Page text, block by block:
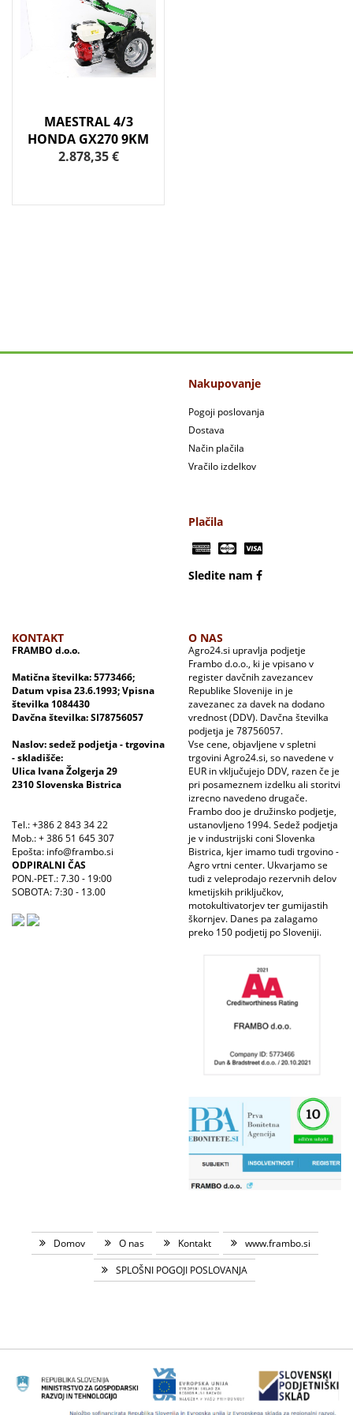
MAESTRAL 4/3
HONDA GX270 9KM
2.878,35 €
Nakupovanje
Pogoji poslovanja
Dostava
Način plačila
Vračilo izdelkov
Plačila
Sledite nam
KONTAKT
FRAMBO d.o.o.
Matična številka: 5773466;
Datum vpisa 23.6.1993; Vpisna
številka 1084430
Davčna številka: SI78756057
Naslov: sedež podjetja - trgovina
- skladišče:
Ulica Ivana Žolgerja 29
2310 Slovenska Bistrica
Tel.: +386 2 843 34 22
Mob.: + 386 51 645 307
Epošta: info@frambo.si
ODPIRALNI ČAS
PON.-PET.: 7.30 - 19:00
SOBOTA: 7:30 - 13.00
O NAS
Agro24.si upravlja podjetje
Frambo d.o.o., ki je vpisano v
register davčnih zavezancev
Republike Slovenije in je
zavezanec za davek na dodano
vrednost (DDV). Davčna številka
podjetja je 78756057.
Vse cene, objavljene v spletni
trgovini Agro24.si, so navedene v
EUR in vključujejo DDV, razen če je
pri posameznem izdelku ali storitvi
izrecno navedeno drugače.
Frambo doo je družinsko podjetje,
ustanovljeno 1994. Sedež podjetja
je v industrijski coni Slovenka
Bistrica, kjer imamo tudi trgovino -
Agro vrtni center. Ukvarjamo se
tudi z veleprodajo rezervnih delov
kmetijskih priključkov,
motokultivatorjev ter gumijastih
škornjev. Danes pa zalagamo
preko 150 podjetij po Sloveniji.
Domov O nas Kontakt
www.frambo.si
SPLOŠNI POGOJI POSLOVANJA